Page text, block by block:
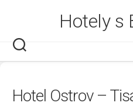
Hotely s
Hotel Ostrov –